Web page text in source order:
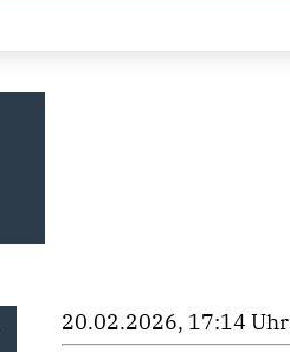
20.02.2026, 17:14 Uhr